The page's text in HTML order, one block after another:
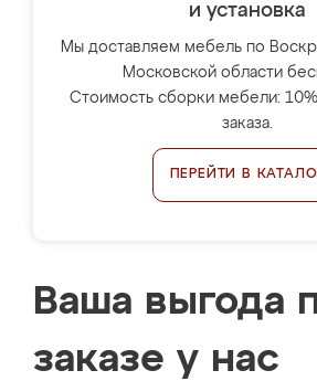
и установка
Мы доставляем мебель по
Московской области
Стоимость сборки мебели:
заказа.
ПЕРЕЙТИ В
Ваша выгода
заказе у нас